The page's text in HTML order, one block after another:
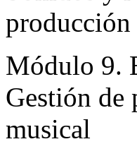
Módulo 9.
Gestión de
musical